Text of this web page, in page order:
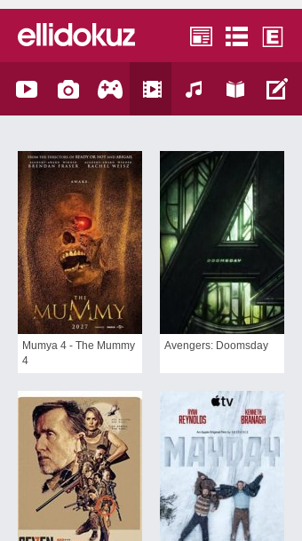
Mumya 4 - The Mummy
4
Avengers: Doomsday